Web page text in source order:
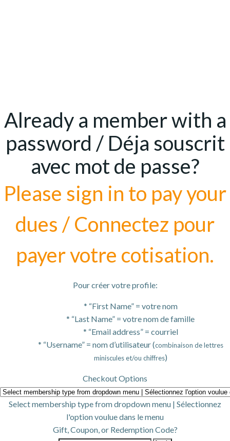
Already a member with a
password / Déja souscrit
avec mot de passe?
Please sign in to pay your
dues / Connectez pour
payer votre cotisation.
Pour créer votre profile:
* “First Name” = votre nom
* “Last Name” = votre nom de famille
* “Email address” = courriel
* “Username” = nom d’utilisateur (combinaison de lettres
miniscules et/ou chiffres)
Checkout Options
Select membership type from dropdown menu | Sélectionnez
l'option voulue dans le menu
Gift, Coupon, or Redemption Code?